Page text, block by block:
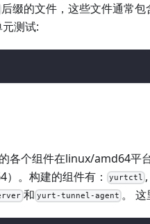
后缀的文件，这些文件通常
测试:
各个组件在linux/amd64平
。构建的组件有：
yurtctl
和 yurt-tunnel-agent 。 这